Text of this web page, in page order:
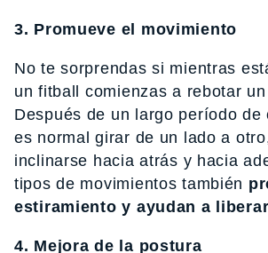
3. Promueve el movimiento
No te sorprendas si mientras
un fitball comienzas a rebotar
Después de un largo período de
es normal girar de un lado a
inclinarse hacia atrás y hacia
tipos de movimientos también
estiramiento y ayudan a
4. Mejora de la postura